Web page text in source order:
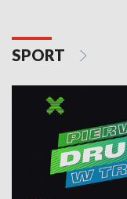
SPORT